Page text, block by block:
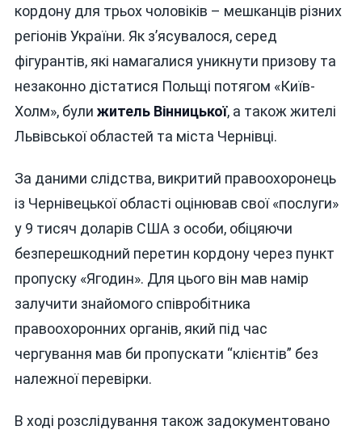
кордону для трьох чоловіків – мешканців різних
регіонів України. Як з’ясувалося, серед
фігурантів, які намагалися уникнути призову та
незаконно дістатися Польщі потягом «Київ-
Холм», були житель Вінницької, а також жителі
Львівської областей та міста Чернівці.
За даними слідства, викритий правоохоронець
із Чернівецької області оцінював свої «послуги»
у 9 тисяч доларів США з особи, обіцяючи
безперешкодний перетин кордону через пункт
пропуску «Ягодин». Для цього він мав намір
залучити знайомого співробітника
правоохоронних органів, який під час
чергування мав би пропускати “клієнтів” без
належної перевірки.
В ході розслідування також задокументовано